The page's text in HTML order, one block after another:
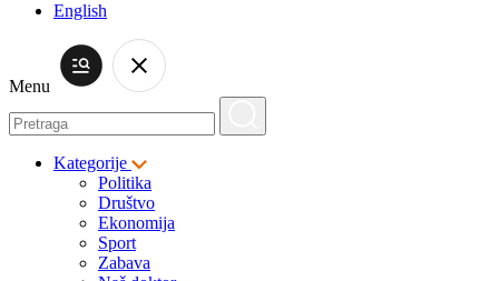
English
Menu
Kategorije
Politika
Društvo
Ekonomija
Sport
Zabava